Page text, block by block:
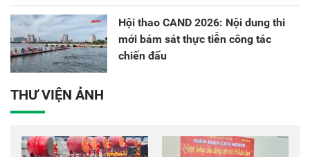
Hội thao CAND 2026: Nội dung thi
mới bám sát thực tiễn công tác
chiến đấu
THƯ VIỆN ẢNH